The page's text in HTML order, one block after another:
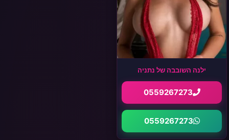
ילנה השובבה של נתניה
0559267273
0559267273